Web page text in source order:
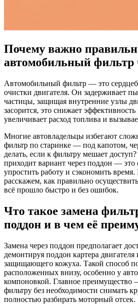
Почему важно
автомобильный фильтр
Автомобильный фильтр — это
очистки двигателя. Он задерживает
частицы, защищая внутренние узлы
засорится, это снижает
увеличивает расход топлива и
Многие автовладельцы избегают
фильтр по старинке — под капотом,
делать, если к фильтру мешает
приходит вариант через поддон — это
упростить работу и сэкономить
расскажем, как правильно
всё прошло быстро и без ошибок.
Что такое замена
поддон и в чем её
Замена через поддон предполагает
демонтируя поддон картера
защищающего кожуха. Такой способ
расположенных внизу, особенно у
компоновкой. Главное преимущество
фильтру без необходимости снимать
полностью разбирать моторный отсек.